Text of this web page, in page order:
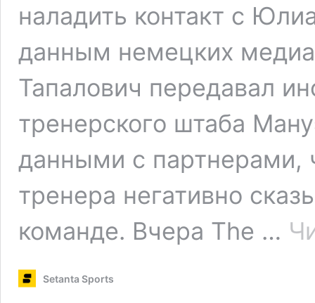
наладить контакт с
данным немецких
Тапалович передавал
тренерского штаба
данными с партнерами,
тренера негативно
команде. Вчера The …
Setanta Sports